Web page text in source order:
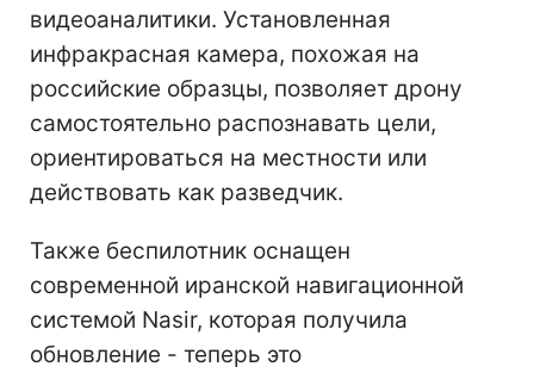
видеоаналитики. Установленная
инфракрасная камера, похожая на
российские образцы, позволяет дрону
самостоятельно распознавать цели,
ориентироваться на местности или
действовать как разведчик.
Также беспилотник оснащен
современной иранской навигационной
системой Nasir, которая получила
обновление - теперь это